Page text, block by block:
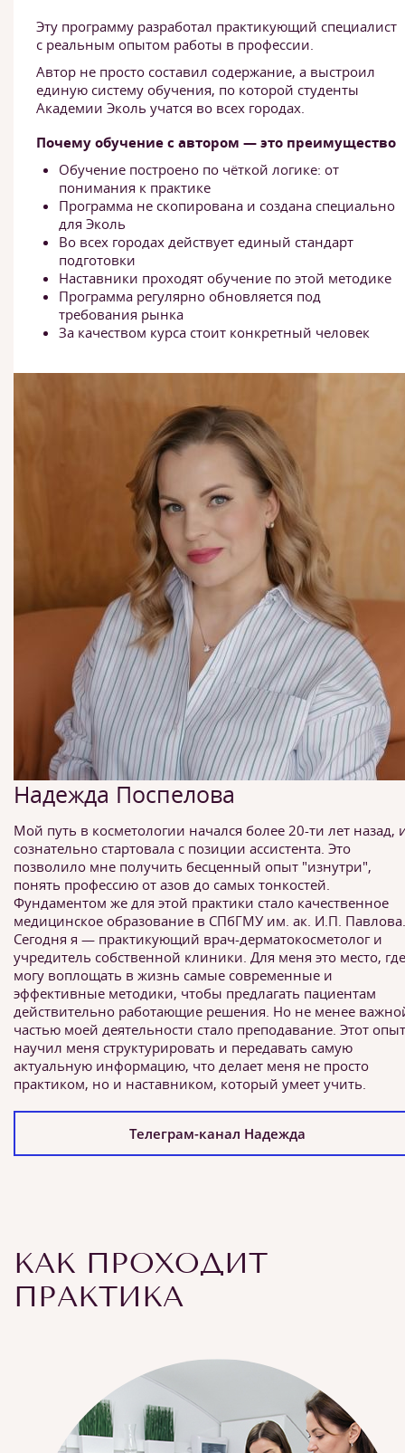
Эту программу разработал практикующий специалист
с реальным опытом работы в профессии.
Автор не просто составил содержание, а выстроил
единую систему обучения, по которой студенты
Академии Эколь учатся во всех городах.
Почему обучение с автором — это преимущество
Обучение построено по чёткой логике: от
понимания к практике
Программа не скопирована и создана специально
для Эколь
Во всех городах действует единый стандарт
подготовки
Наставники проходят обучение по этой методике
Программа регулярно обновляется под
требования рынка
За качеством курса стоит конкретный человек
Надежда Поспелова
Мой путь в косметологии начался более 20-ти лет назад,
сознательно стартовала с позиции ассистента. Это
позволило мне получить бесценный опыт "изнутри",
понять профессию от азов до самых тонкостей.
Фундаментом же для этой практики стало качественное
медицинское образование в СПбГМУ им. ак. И.П. Павлова.
Сегодня я — практикующий врач-дерматокосметолог и
учредитель собственной клиники. Для меня это место,
могу воплощать в жизнь самые современные и
эффективные методики, чтобы предлагать пациентам
действительно работающие решения. Но не менее
частью моей деятельности стало преподавание. Этот опыт
научил меня структурировать и передавать самую
актуальную информацию, что делает меня не просто
практиком, но и наставником, который умеет учить.
Телеграм-канал Надежда
КАК ПРОХОДИТ
ПРАКТИКА